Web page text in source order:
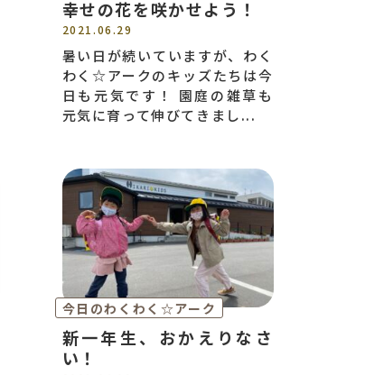
幸せの花を咲かせよう！
2021.06.29
暑い日が続いていますが、わく
わく☆アークのキッズたちは今
日も元気です！ 園庭の雑草も
元気に育って伸びてきまし...
今日のわくわく☆アーク
新一年生、おかえりなさ
い！